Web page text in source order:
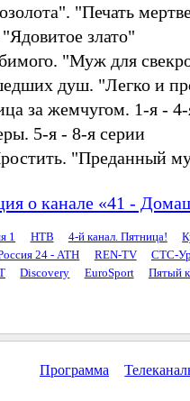
"Печать
злато"
"Муж для
душ. "Легко и
за жемчугом. 1-я - 4-
5-я - 8-я серии
"Преданный
о канале «41 -
1 НТВ 4-й канал. Пятница!
24 - АТН REN-TV
СТС-
Discovery EuroSport Пятый
Программа